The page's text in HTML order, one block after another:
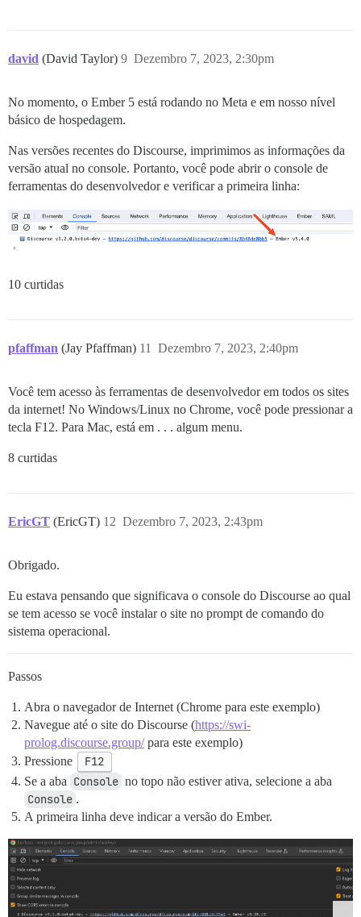
david (David Taylor) Dezembro 7, 2023, 2:30pm
9
No momento, o Ember 5 está rodando no Meta e em nosso nível
básico de hospedagem.
Nas versões recentes do Discourse, imprimimos as informações da
versão atual no console. Portanto, você pode abrir o console de
ferramentas do desenvolvedor e verificar a primeira linha:
10 curtidas
pfaffman (Jay Pfaffman) Dezembro 7, 2023, 2:40pm
11
Você tem acesso às ferramentas de desenvolvedor em todos os sites
da internet! No Windows/Linux no Chrome, você pode pressionar a
tecla F12. Para Mac, está em . . . algum menu.
8 curtidas
EricGT (EricGT) Dezembro 7, 2023, 2:43pm
12
Obrigado.
Eu estava pensando que significava o console do Discourse ao qual
se tem acesso se você instalar o site no prompt de comando do
sistema operacional.
Passos
Abra o navegador de Internet (Chrome para este exemplo)
Navegue até o site do Discourse (https://swi-
prolog.discourse.group/para este exemplo)
Pressione
F12
Se a aba Console no topo não estiver ativa, selecione a aba
Console .
A primeira linha deve indicar a versão do Ember.